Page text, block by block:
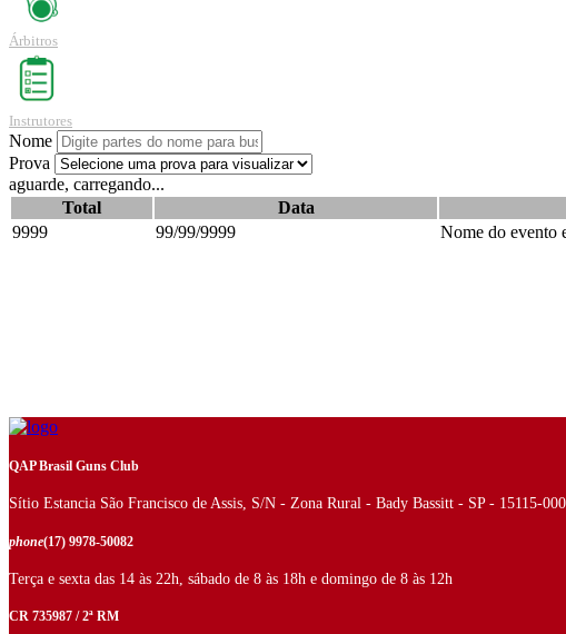
Árbitros
Instrutores
Nome
Prova
aguarde, carregando...
Total
Data
9999
99/99/9999 Nome do evento
QAP Brasil Guns Club
Sítio Estancia São Francisco de Assis, S/N - Zona Rural - Bady Bassitt - SP - 15115-000
phone(17) 9978-50082
Terça e sexta das 14 às 22h, sábado de 8 às 18h e domingo de 8 às 12h
CR 735987 / 2ª RM